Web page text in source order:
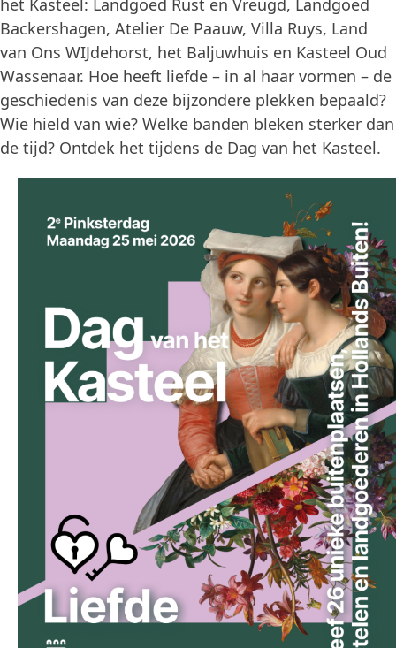
het Kasteel: Landgoed Rust en Vreugd, Landgoed
Backershagen, Atelier De Paauw, Villa Ruys, Land
van Ons WIJdehorst, het Baljuwhuis en Kasteel Oud
Wassenaar. Hoe heeft liefde – in al haar vormen – de
geschiedenis van deze bijzondere plekken bepaald?
Wie hield van wie? Welke banden bleken sterker dan
de tijd? Ontdek het tijdens de Dag van het Kasteel.